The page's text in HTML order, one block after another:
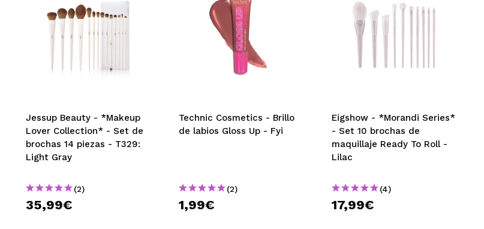
Jessup Beauty - *Makeup
Lover Collection* - Set de
brochas 14 piezas - T329:
Light Gray
(2)
35,99€
Technic Cosmetics - Brillo
de labios Gloss Up - Fyi
(2)
1,99€
Eigshow - *Morandi Series*
- Set 10 brochas de
maquillaje Ready To Roll -
Lilac
(4)
17,99€